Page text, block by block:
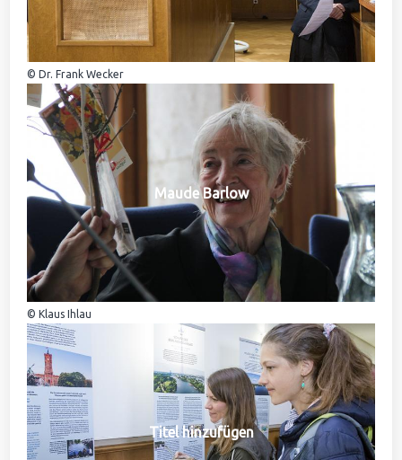
© Dr. Frank Wecker
Maude Barlow
© Klaus Ihlau
Titel hinzufügen